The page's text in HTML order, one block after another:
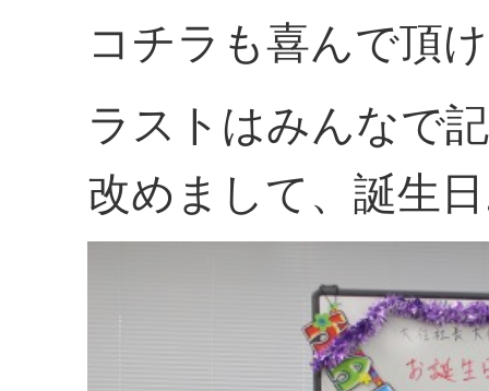
コチラも喜んで頂
ラストはみんなで
改めまして、誕生